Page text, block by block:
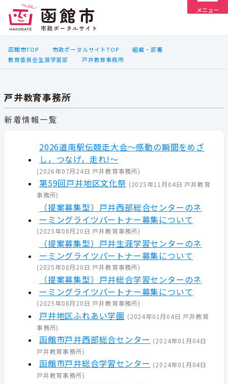
メニュー
函館市TOP 市政ポータルサイトTOP
組織・部署
教育委員会生涯学習部
戸井教育事務所
戸井教育事務所
新着情報一覧
2026道南駅伝競走大会～感動の瞬間をめざ
し，つなげ，走れ!～
(2026年07月24日 戸井教育事務所)
第59回戸井地区文化祭 (2025年11月04日 戸井教育
事務所)
（提案募集型）戸井西部総合センターのネ
ーミングライツパートナー募集について
(2025年08月20日 戸井教育事務所)
（提案募集型）戸井生涯学習センターのネ
ーミングライツパートナー募集について
(2025年08月20日 戸井教育事務所)
（提案募集型）戸井総合学習センターのネ
ーミングライツパートナー募集について
(2025年08月20日 戸井教育事務所)
戸井地区ふれあい学園 (2024年01月04日 戸井教育
事務所)
函館市戸井西部総合センター (2024年01月04日
戸井教育事務所)
函館市戸井総合学習センター (2024年01月04日
戸井教育事務所)